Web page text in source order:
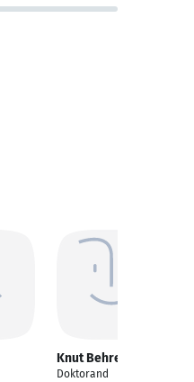
Knut Behrend
Doktorand